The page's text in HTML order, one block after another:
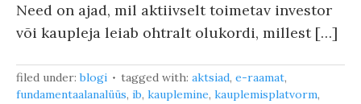
Need on ajad, mil aktiivselt toimetav investor
või kaupleja leiab ohtralt olukordi, millest […]
filed under:blogi tagged with: aktsiad, e-raamat,
fundamentaalanalüüs, ib, kauplemine, kauplemisplatvorm,